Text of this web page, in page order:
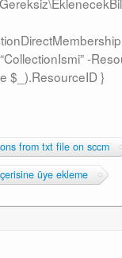
-
$_).ResourceID }
from txt file on sccm
üye ekleme